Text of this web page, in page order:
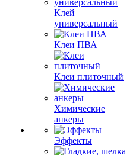
Клей
универсальный
Клеи ПВА
Клеи плиточный
Химические
анкеры
Эффекты